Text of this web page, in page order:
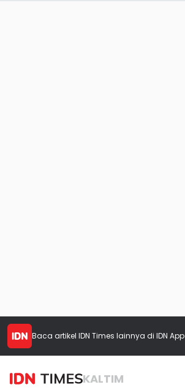
Baca artikel IDN Times lainnya di IDN App
KALTIM